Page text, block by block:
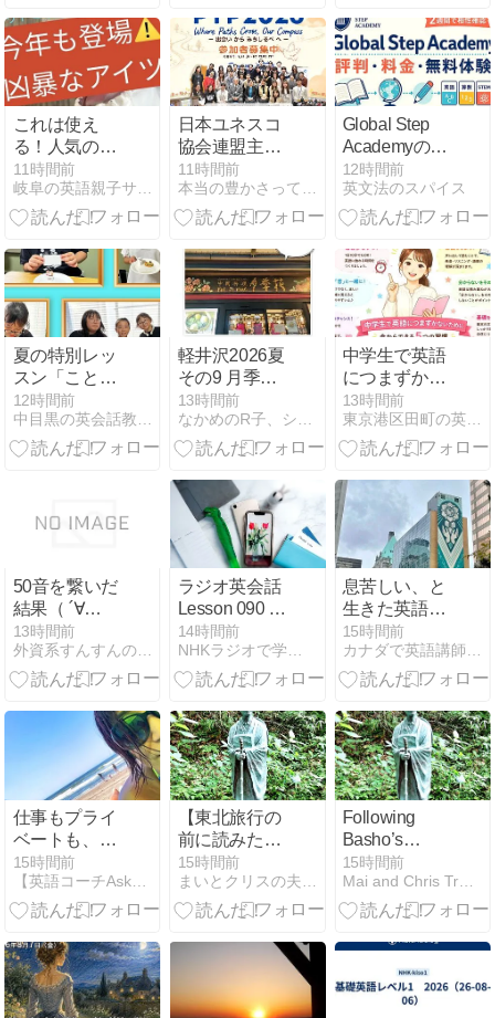
これは使え
る！人気のグ
ッズ紹介★今
年も登場！凶
暴なアイ
11時間前
岐阜の英語親子サークル！ぶんぶんばちえいごクラブ
日本ユネスコ
協会連盟主
催！出会いと
対話から、平
和への一歩を
「PYP2026」
参加者募集
11時間前
本当の豊かさって何だろう - エコと生きる
Global Step
Academyの評
判は？料金・
無料体験・向
く家庭を解説
12時間前
英文法のスパイス
夏の特別レッ
スン「ことば
とお菓子のデ
ザインラボ」
12時間前
中目黒の英会話教室A+SMILE
軽井沢2026夏
その9 月季花
軽井沢店
13時間前
なかめのR子、シアトルで駐妻になる。
中学生で英語
につまずかな
い方法｜英語
が苦手になる
前に身につけ
慣
13時間前
東京港区田町の英語学校English Plus英語講師ブログ
50音を繋いだ
結果（ ´∀
｀）！？日本
語処理から学
ぶこと
13時間前
外資系すんすんの秘密メモ｜人生を豊かにする考え方と戦略
ラジオ英会話
Lesson 090 今
週の Review
14時間前
NHKラジオで学ぶ英会話 Get The Dream
息苦しい、と
生きた英語で
（１）
15時間前
カナダで英語講師/自由な海外生活
仕事もプライ
ベートも、楽
しい事をどん
どん♪
15時間前
【英語コーチAska】たった3ヶ月でなりたい自分に!!
【東北旅行の
前に読みた
い】松尾芭蕉
『奥の細道』
の足跡をたど
える文学ロー
15時間前
まいとクリスの夫婦バックパッカー海外旅行日記
Following
Basho’s
Footsteps: A
Literary
Journey Along
North
15時間前
Mai and Chris Travel